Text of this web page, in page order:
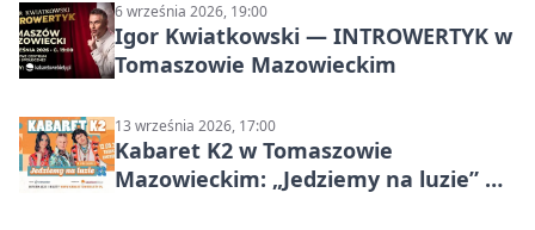
6 września 2026, 19:00
Igor Kwiatkowski — INTROWERTYK w
Tomaszowie Mazowieckim
13 września 2026, 17:00
Kabaret K2 w Tomaszowie
Mazowieckim: „Jedziemy na luzie” w